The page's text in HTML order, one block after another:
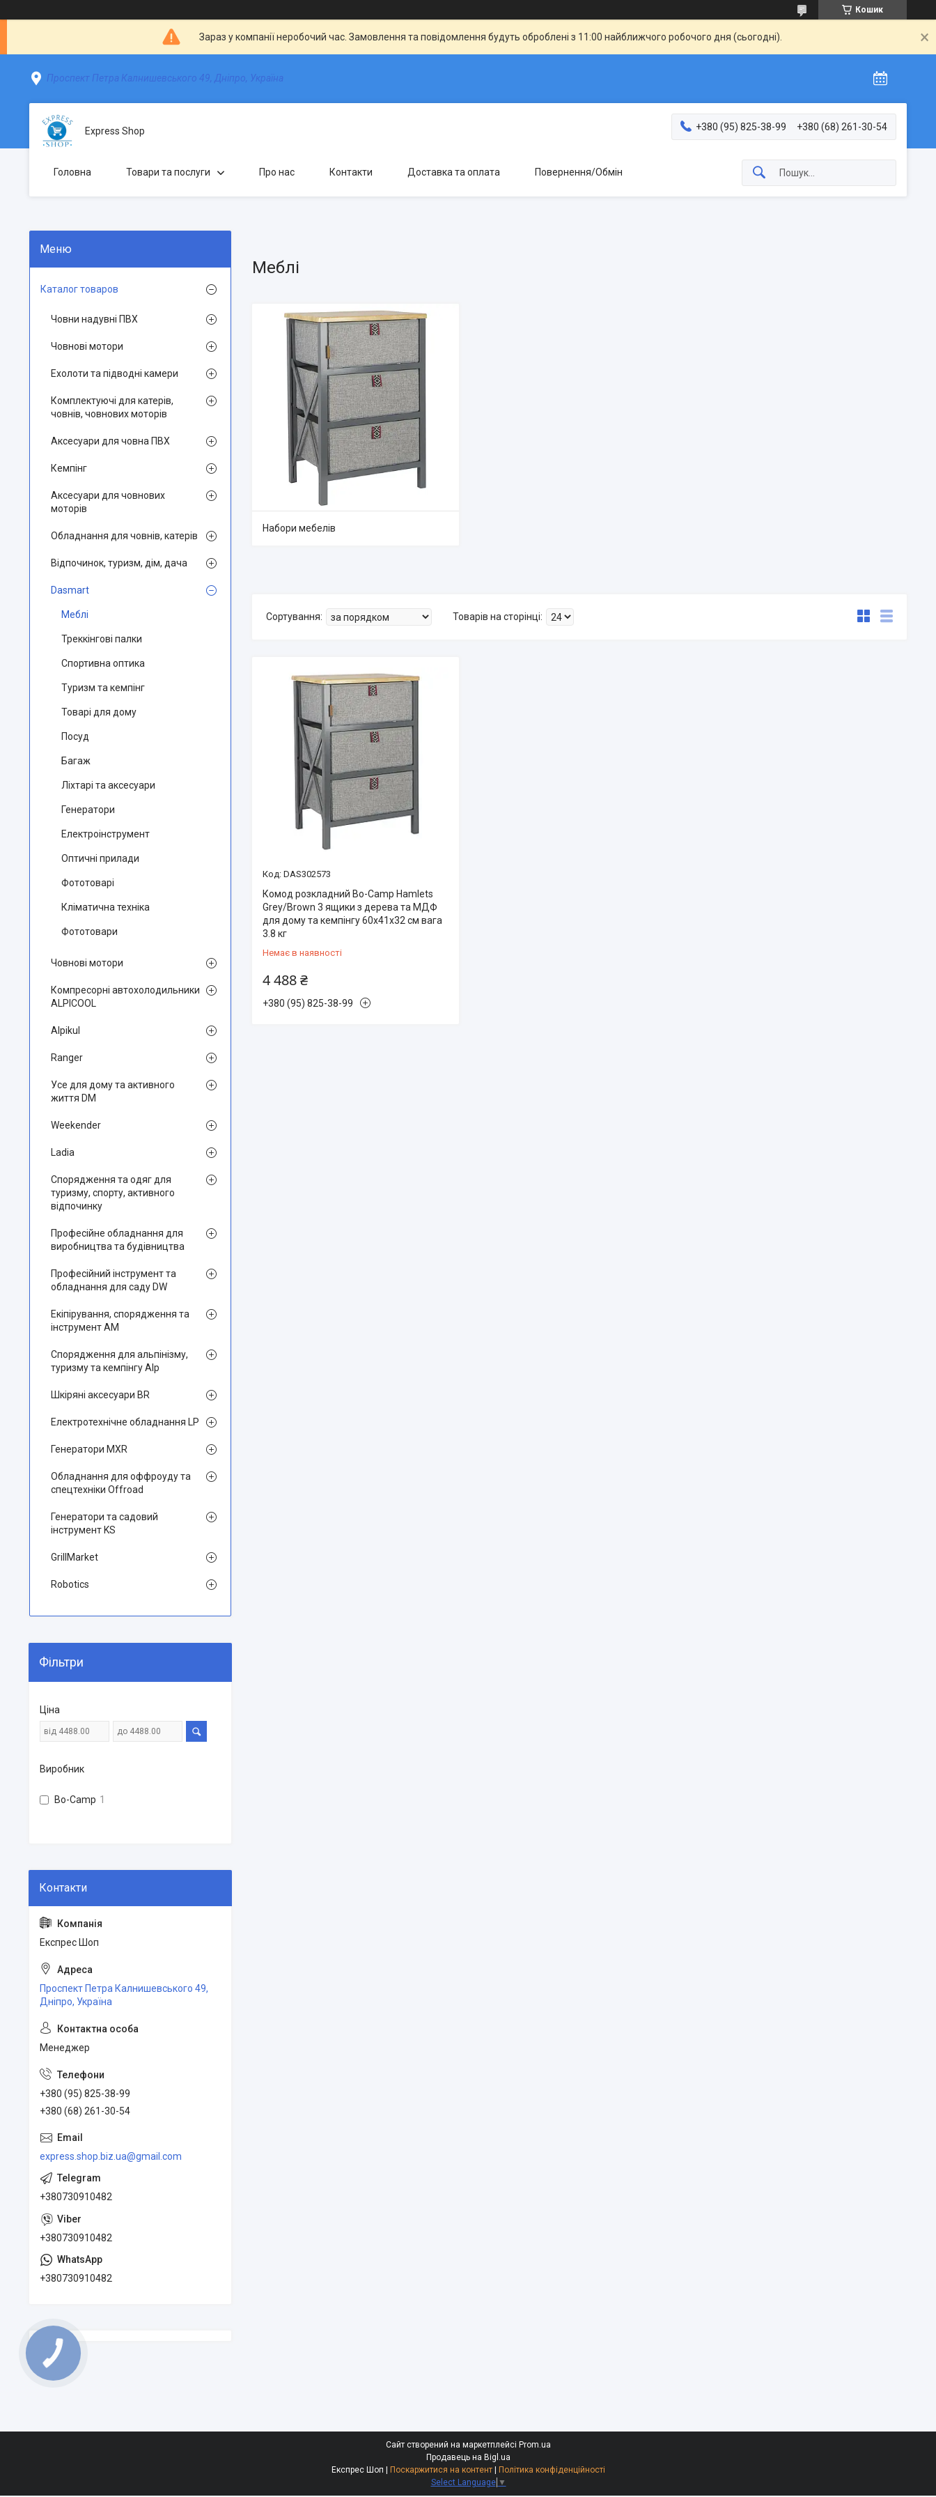
Кошик
Зараз у компанії неробочий час. Замовлення та повідомлення будуть оброблені з 11:00 найближчого робочого дня (сьогодні).
Проспект Петра Калнишевського 49, Дніпро, Україна
Express Shop +380 (95) 825-38-99 +380 (68) 261-30-54
Головна Товари та послуги Про нас Контакти Доставка та оплата Повернення/Обмін
Меблі
Набори мебелів
DAS302573
Комод розкладний Bo-Camp Hamlets
Grey/Brown 3 ящики з дерева та МДФ
для дому та кемпінгу 60х41х32 см вага
3.8 кг
Немає в наявності
4 488 ₴
+380 (95) 825-38-99
Каталог товаров
Човни надувні ПВХ
Човнові мотори
Ехолоти та підводні камери
Комплектуючі для катерів,
човнів, човнових моторів
Аксесуари для човна ПВХ
Кемпінг
Аксесуари для човнових
моторів
Обладнання для човнів, катерів
Відпочинок, туризм, дім, дача
Dasmart
Меблі
Треккінгові палки
Спортивна оптика
Туризм та кемпінг
Товарі для дому
Посуд
Багаж
Ліхтарі та аксесуари
Генератори
Електроінструмент
Оптичні прилади
Фототоварі
Кліматична техніка
Фототовари
Човнові мотори
Компресорні автохолодильники
ALPICOOL
Alpikul
Ranger
Усе для дому та активного
життя DM
Weekender
Ladia
Спорядження та одяг для
туризму, спорту, активного
відпочинку
Професійне обладнання для
виробництва та будівництва
Професійний інструмент та
обладнання для саду DW
Екіпірування, спорядження та
інструмент AM
Спорядження для альпінізму,
туризму та кемпінгу Alp
Шкіряні аксесуари BR
Електротехнічне обладнання LP
Генератори MXR
Обладнання для оффроуду та
спецтехніки Offroad
Генератори та садовий
інструмент KS
GrillMarket
Robotics
Фільтри
Ціна
Виробник
Bo-Camp 1
Експрес Шоп
Проспект Петра Калнишевського 49,
Дніпро, Україна
Менеджер
+380 (95) 825-38-99
+380 (68) 261-30-54
express.shop.biz.ua@gmail.com
+380730910482
+380730910482
+380730910482
Сайт створений на маркетплейсі Prom.ua
Продавець на Bigl.ua
Експрес Шоп | Поскаржитися на контент | Політика конфіденційності
Select Language ▼